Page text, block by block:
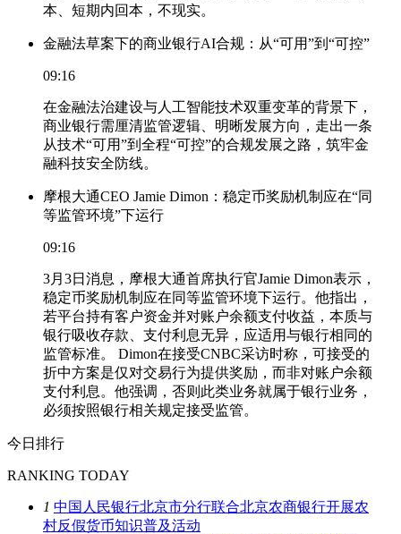
本、短期内回本，不现实。
金融法草案下的商业银行AI合规：从“可用”到“可控”
09:16
在金融法治建设与人工智能技术双重变革的背景下，
商业银行需厘清监管逻辑、明晰发展方向，走出一条
从技术“可用”到全程“可控”的合规发展之路，筑牢金
融科技安全防线。
摩根大通CEO Jamie Dimon：稳定币奖励机制应在“同
等监管环境”下运行
09:16
3月3日消息，摩根大通首席执行官Jamie Dimon表示，
稳定币奖励机制应在同等监管环境下运行。他指出，
若平台持有客户资金并对账户余额支付收益，本质与
银行吸收存款、支付利息无异，应适用与银行相同的
监管标准。 Dimon在接受CNBC采访时称，可接受的
折中方案是仅对交易行为提供奖励，而非对账户余额
支付利息。他强调，否则此类业务就属于银行业务，
必须按照银行相关规定接受监管。
今日排行
RANKING TODAY
1 中国人民银行北京市分行联合北京农商银行开展农
村反假货币知识普及活动